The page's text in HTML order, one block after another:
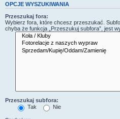
OPCJE WYSZUKIWANIA
Przeszukaj fora:
Wybierz fora, które chcesz przeszukać.
chyba że funkcja „Przeszukuj subfora”, jest
Przeszukaj subfora:
Tak
Nie